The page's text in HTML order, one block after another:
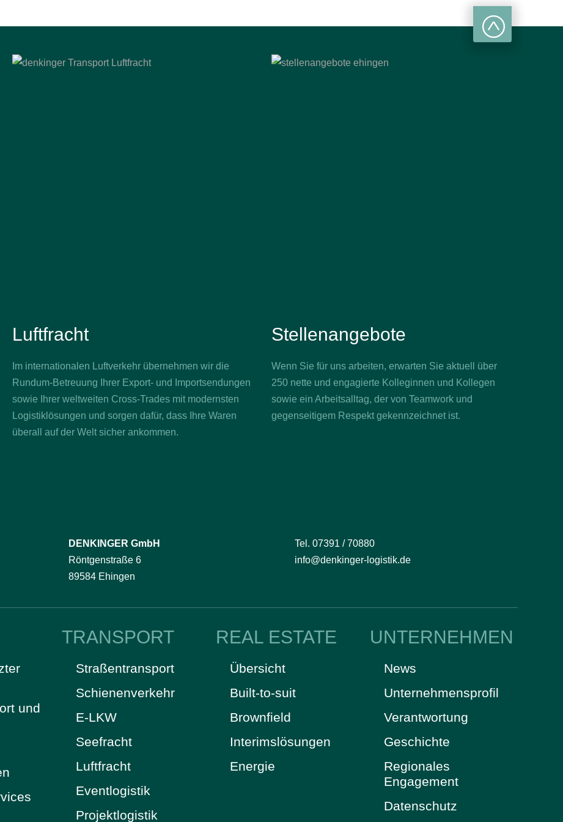
Luftfracht
Im internationalen Luftverkehr übernehmen wir die
Rundum-Betreuung Ihrer Export- und Importsendungen
sowie Ihrer weltweiten Cross-Trades mit modernsten
Logistiklösungen und sorgen dafür, dass Ihre Waren
überall auf der Welt sicher ankommen.
Stellenangebote
Wenn Sie für uns arbeiten, erwarten Sie aktuell über
250 nette und engagierte Kolleginnen und Kollegen
sowie ein Arbeitsalltag, der von Teamwork und
gegenseitigem Respekt gekennzeichnet ist.
DENKINGER GmbH
Röntgenstraße 6
89584 Ehingen
Tel. 07391 / 70880
info@denkinger-logistik.de
und
TRANSPORT
Straßentransport
Schienenverkehr
E-LKW
Seefracht
Luftfracht
Eventlogistik
Projektlogistik
REAL ESTATE
Übersicht
Built-to-suit
Brownfield
Interimslösungen
Energie
UNTERNEHMEN
News
Unternehmensprofil
Verantwortung
Geschichte
Regionales
Engagement
Datenschutz